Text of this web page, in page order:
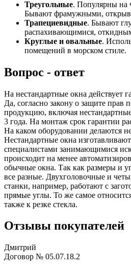
Треугольные. Популярны на
Бывают фрамужными,
Трапециевидные. Бывают
распахивающимися,
Круглые и овальные.
помещений в морском стиле.
Вопрос - ответ
На нестандартные окна действует
Да, согласно закону о защите прав
продукцию, включая
3 года. На монтаж срок гарантии
На каком оборудовании делаются
Нестандартные окна
специалистами занимающимися
происходит на менее
обычные окна. Так как размеры и
все разные. Двухголовочные и
станки, например, работают с
прямые углы. То же самое
также к резке стекла.
Отзывы покупателей
Дмитрий
Договор № 05.07.18.2